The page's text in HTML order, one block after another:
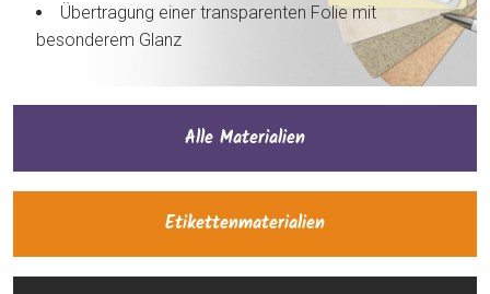
Übertragung einer transparenten Folie mit
besonderem Glanz
Alle Materialien
Etikettenmaterialien